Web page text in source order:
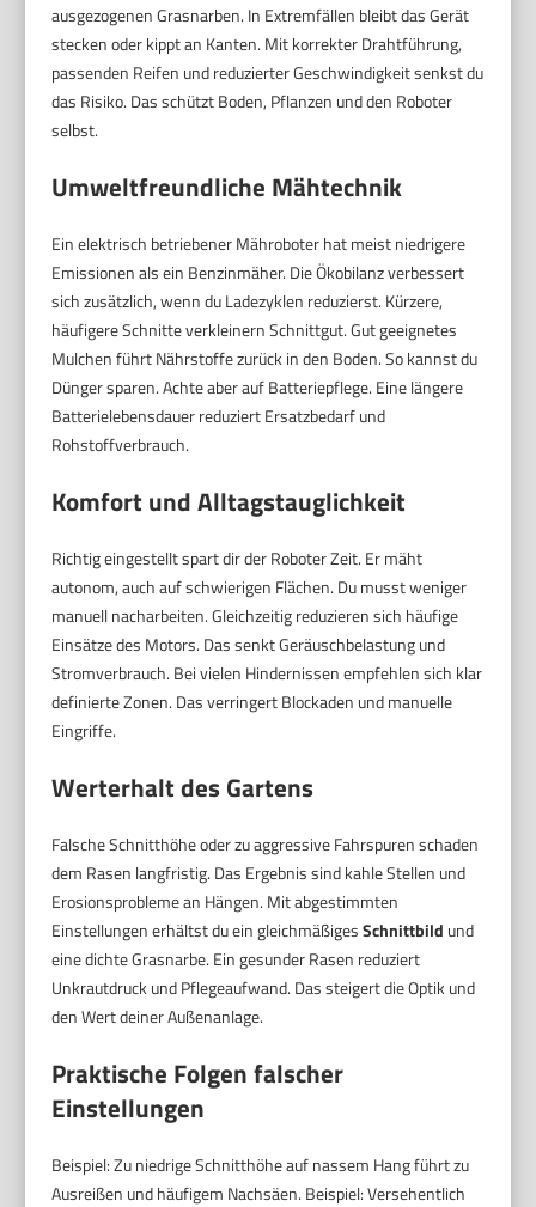
ausgezogenen Grasnarben. In Extremfällen bleibt das Gerät
stecken oder kippt an Kanten. Mit korrekter Drahtführung,
passenden Reifen und reduzierter Geschwindigkeit senkst du
das Risiko. Das schützt Boden, Pflanzen und den Roboter
selbst.
Umweltfreundliche Mähtechnik
Ein elektrisch betriebener Mähroboter hat meist niedrigere
Emissionen als ein Benzinmäher. Die Ökobilanz verbessert
sich zusätzlich, wenn du Ladezyklen reduzierst. Kürzere,
häufigere Schnitte verkleinern Schnittgut. Gut geeignetes
Mulchen führt Nährstoffe zurück in den Boden. So kannst du
Dünger sparen. Achte aber auf Batteriepflege. Eine längere
Batterielebensdauer reduziert Ersatzbedarf und
Rohstoffverbrauch.
Komfort und Alltagstauglichkeit
Richtig eingestellt spart dir der Roboter Zeit. Er mäht
autonom, auch auf schwierigen Flächen. Du musst weniger
manuell nacharbeiten. Gleichzeitig reduzieren sich häufige
Einsätze des Motors. Das senkt Geräuschbelastung und
Stromverbrauch. Bei vielen Hindernissen empfehlen sich klar
definierte Zonen. Das verringert Blockaden und manuelle
Eingriffe.
Werterhalt des Gartens
Falsche Schnitthöhe oder zu aggressive Fahrspuren schaden
dem Rasen langfristig. Das Ergebnis sind kahle Stellen und
Erosionsprobleme an Hängen. Mit abgestimmten
Einstellungen erhältst du ein gleichmäßigesSchnittbild und
eine dichte Grasnarbe. Ein gesunder Rasen reduziert
Unkrautdruck und Pflegeaufwand. Das steigert die Optik und
den Wert deiner Außenanlage.
Praktische Folgen falscher
Einstellungen
Beispiel: Zu niedrige Schnitthöhe auf nassem Hang führt zu
Ausreißen und häufigem Nachsäen. Beispiel: Versehentlich